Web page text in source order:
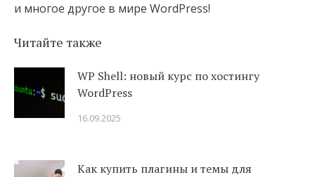
и многое другое в мире WordPress!
Читайте также
WP Shell: новый курс по хостингу
WordPress
16.09.2025
Как купить плагины и темы для